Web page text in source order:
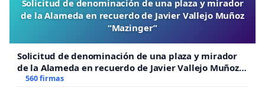
Solicitud de denominación de una plaza y mirador
de la Alameda en recuerdo de Javier Vallejo Muñoz
“Mazinger”
Solicitud de denominación de una plaza y mirador
de la Alameda en recuerdo de Javier Vallejo Muñoz
“Mazinger”
560 firmas